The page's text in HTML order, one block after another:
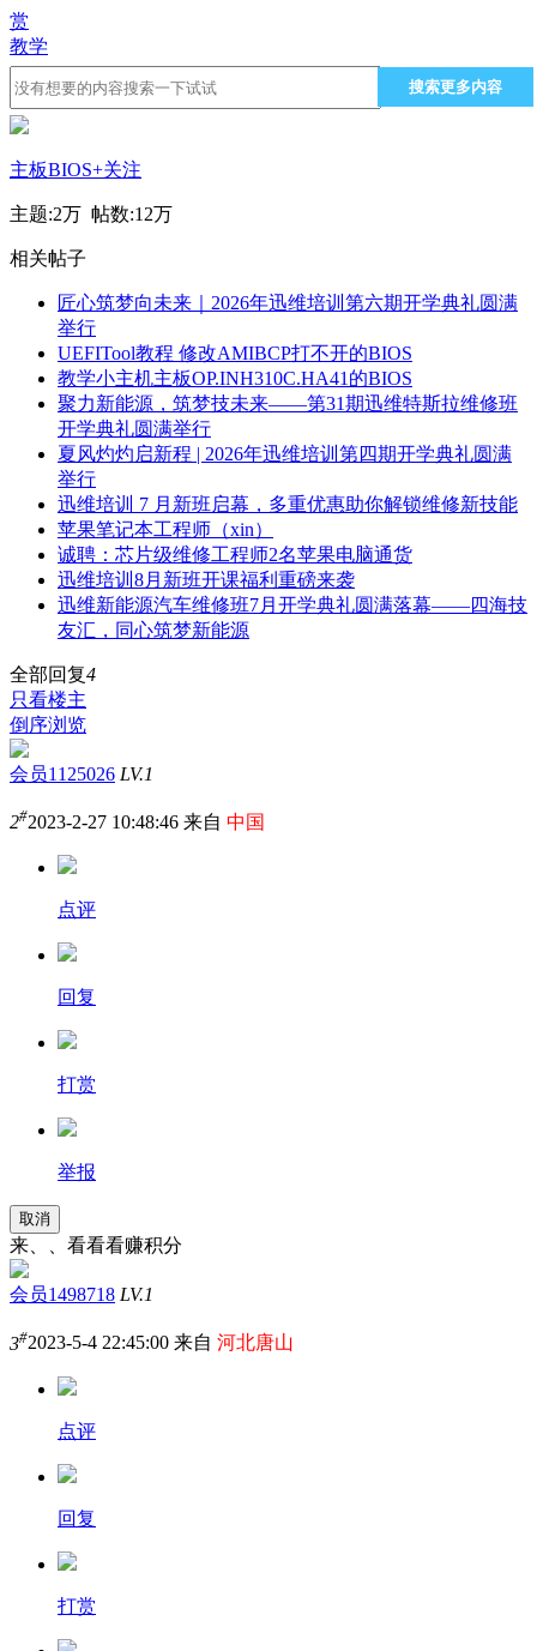
赏
教学
搜索更多内容
主板BIOS+关注
主题:2万 帖数:12万
相关帖子
匠心筑梦向未来｜2026年迅维培训第六期开学典礼圆满
举行
UEFITool教程 修改AMIBCP打不开的BIOS
教学小主机主板OP.INH310C.HA41的BIOS
聚力新能源，筑梦技未来——第31期迅维特斯拉维修班
开学典礼圆满举行
夏风灼灼启新程 | 2026年迅维培训第四期开学典礼圆满
举行
迅维培训 7 月新班启幕，多重优惠助你解锁维修新技能
苹果笔记本工程师（xin）
诚聘：芯片级维修工程师2名苹果电脑通货
迅维培训8月新班开课福利重磅来袭
迅维新能源汽车维修班7月开学典礼圆满落幕——四海技
友汇，同心筑梦新能源
全部回复4
只看楼主
倒序浏览
会员1125026 LV.1
2#2023-2-27 10:48:46 来自 中国
点评
回复
打赏
举报
取消
来、、看看看赚积分
会员1498718 LV.1
3#2023-5-4 22:45:00 来自 河北唐山
点评
回复
打赏